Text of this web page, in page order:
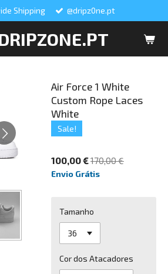
Shipping @dripz0ne.pt
Air Force 1 White
Custom Rope Laces
White
Sale!
100,00 €170,00 €
Envio Grátis
Tamanho
Cor dos Atacadores